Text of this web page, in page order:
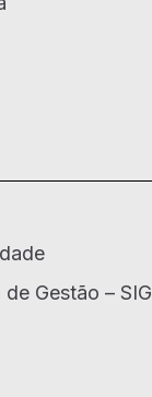
Gestão – SIG